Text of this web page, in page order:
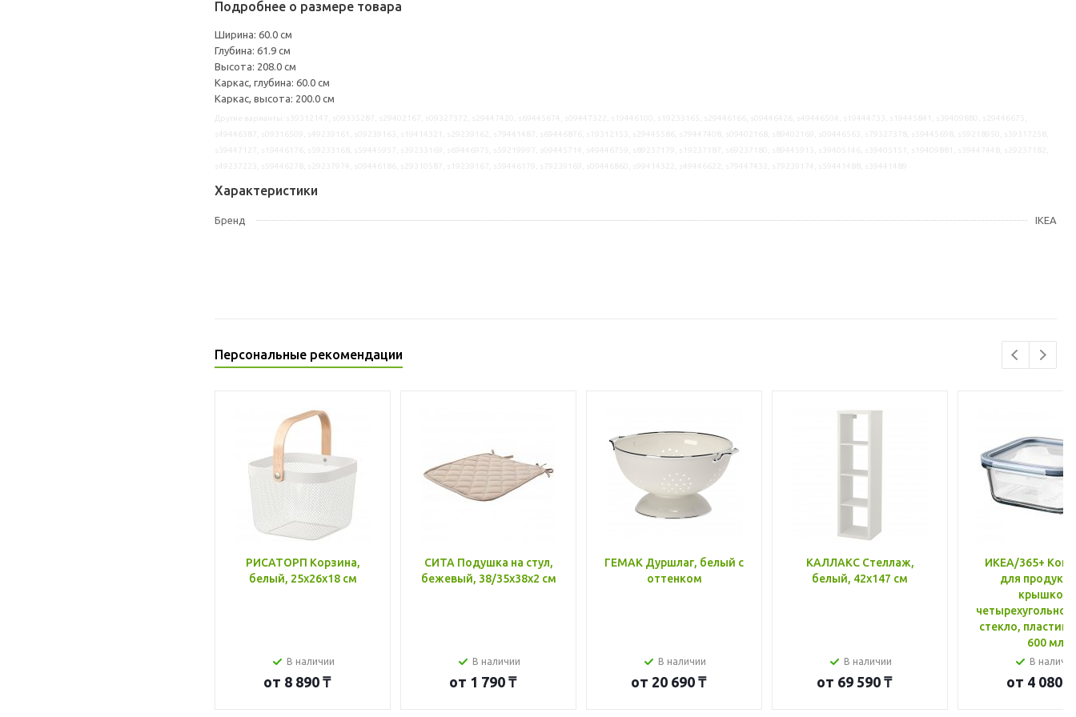
Подробнее о размере товара
Ширина: 60.0 см
Глубина: 61.9 см
Высота: 208.0 см
Каркас, глубина: 60.0 см
Каркас, высота: 200.0 см
Характеристики
Бренд IKEA
Персональные рекомендации
РИСАТОРП Корзина,
белый, 25x26x18 см
В наличии
от 8 890 ₸
СИТА Подушка на стул,
бежевый, 38/35x38x2 см
В наличии
от 1 790 ₸
ГЕМАК Дуршлаг, белый с
оттенком
В наличии
от 20 690 ₸
КАЛЛАКС Стеллаж,
белый, 42x147 см
В наличии
от 69 590 ₸
ИКЕА/365+
для
крышкой,
стекло, пластик
600 мл
В
от 4 080 ₸